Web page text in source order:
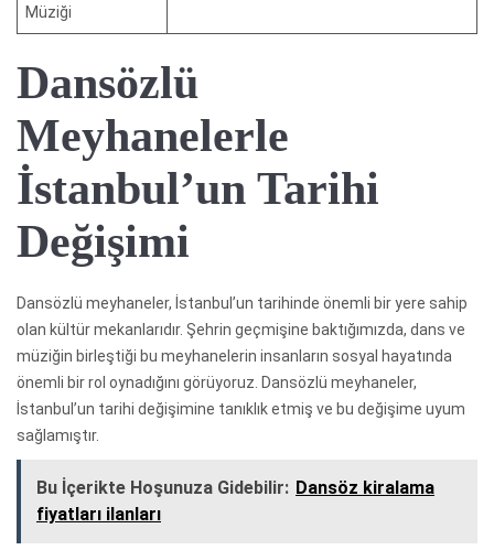
Müziği
Dansözlü
Meyhanelerle
İstanbul’un Tarihi
Değişimi
Dansözlü meyhaneler, İstanbul’un tarihinde önemli bir yere sahip
olan kültür mekanlarıdır. Şehrin geçmişine baktığımızda, dans ve
müziğin birleştiği bu meyhanelerin insanların sosyal hayatında
önemli bir rol oynadığını görüyoruz. Dansözlü meyhaneler,
İstanbul’un tarihi değişimine tanıklık etmiş ve bu değişime uyum
sağlamıştır.
Bu İçerikte Hoşunuza Gidebilir: Dansöz kiralama
fiyatları ilanları